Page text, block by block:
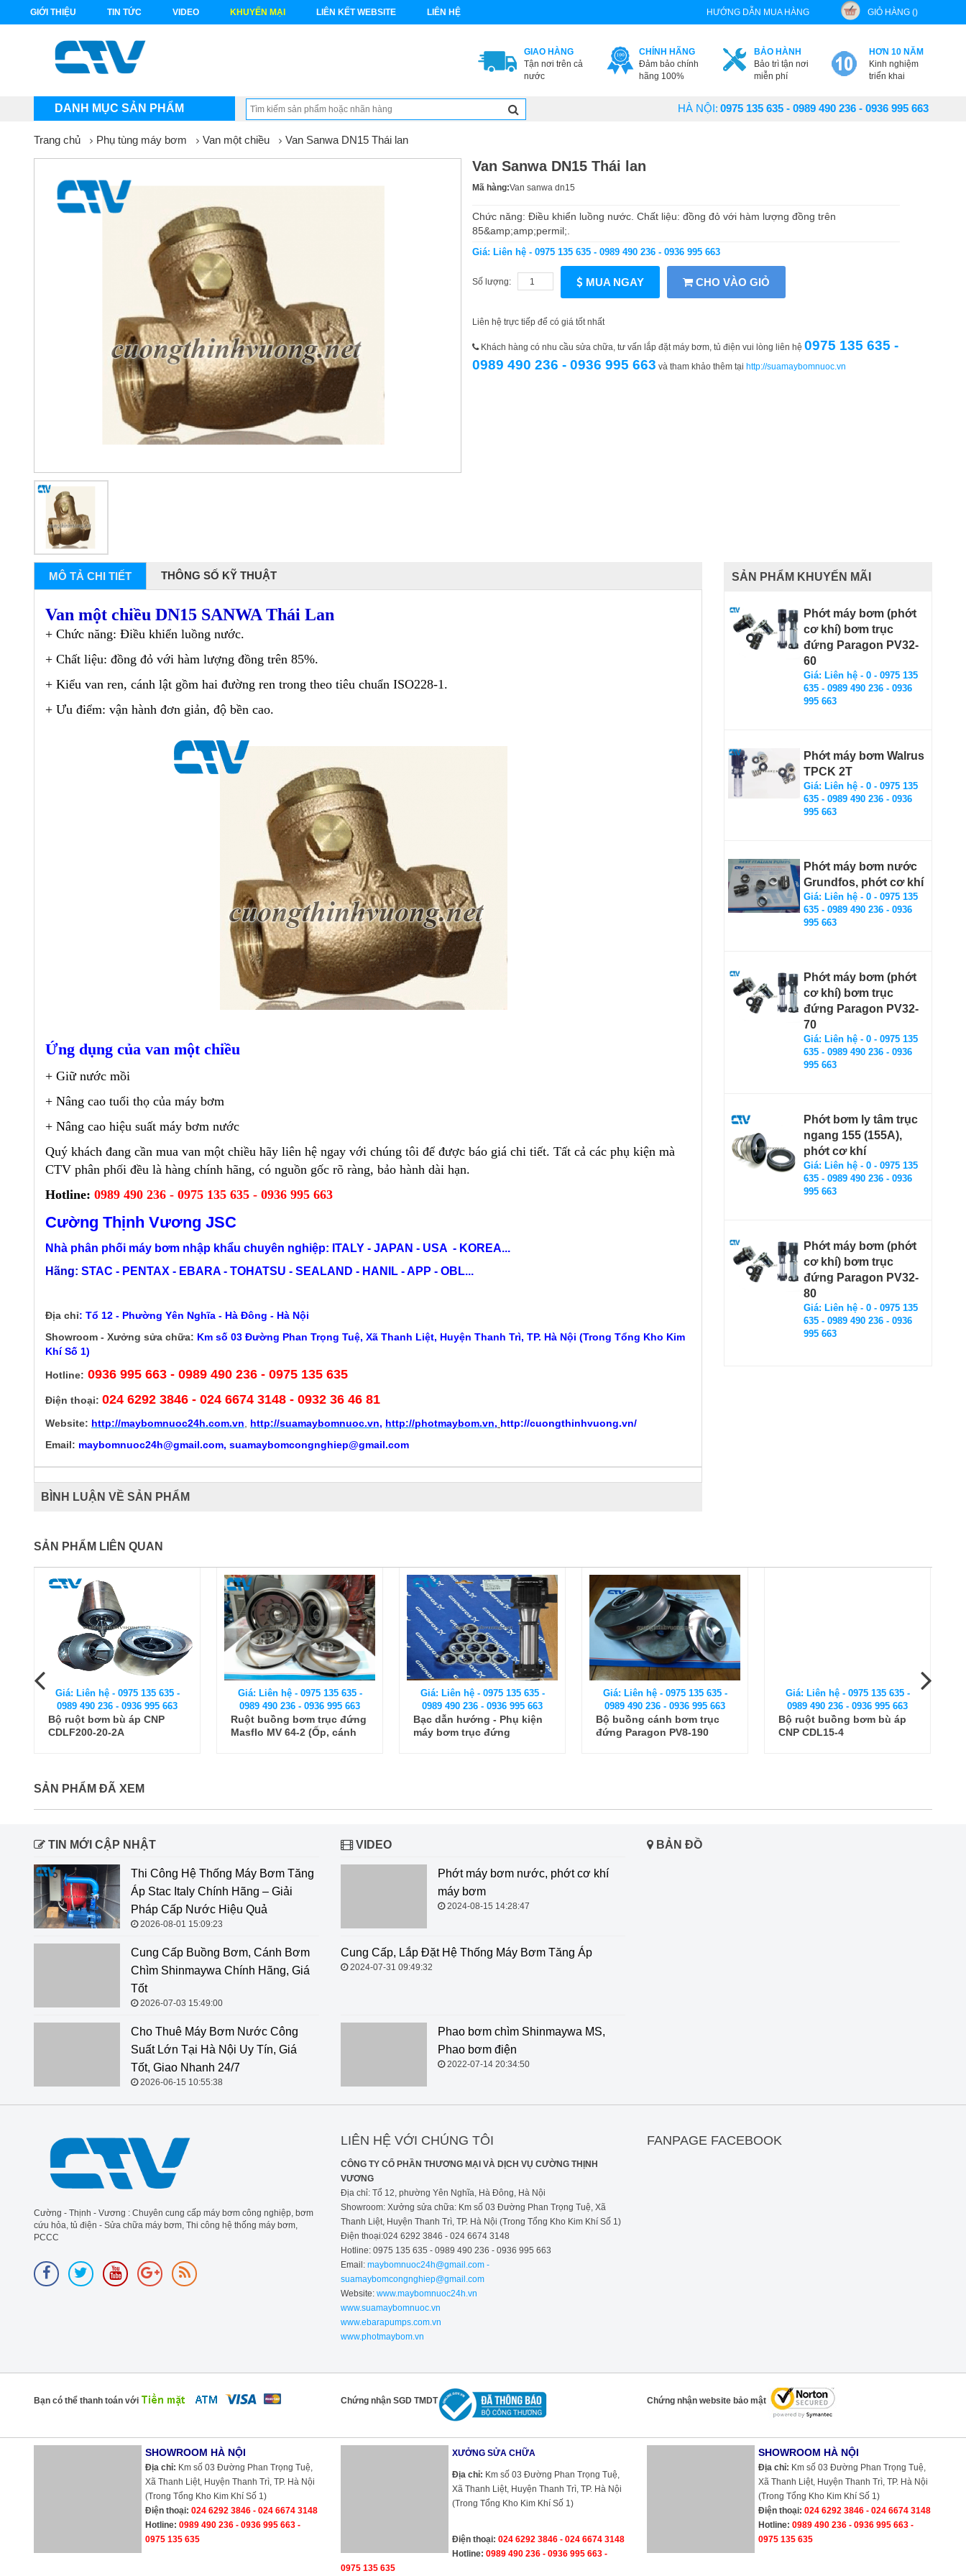
GIỚI THIỆU TIN TỨC VIDEO KHUYẾN MẠI LIÊN KẾT WEBSITE LIÊN HỆ HƯỚNG DẪN MUA HÀNG GIỎ HÀNG ()
GIAO HÀNG
Tận nơi trên cả
nước
CHÍNH HÃNG
Đảm bảo chính
hãng 100%
BẢO HÀNH
Bảo trì tận nơi
miễn phí
HƠN 10 NĂM
Kinh nghiệm
triển khai
DANH MỤC SẢN PHẨM HÀ NỘI: 0975 135 635 - 0989 490 236 - 0936 995 663
Trang chủ Phụ tùng máy bơm Van một chiều Van Sanwa DN15 Thái lan
Van Sanwa DN15 Thái lan
Mã hàng:Van sanwa dn15
Chức năng: Điều khiển luồng nước. Chất liệu: đồng đỏ với hàm lượng đồng trên
85&amp;amp;permil;.
Giá: Liên hệ - 0975 135 635 - 0989 490 236 - 0936 995 663
Số lượng: MUA NGAY CHO VÀO GIỎ
Liên hệ trực tiếp để có giá tốt nhất
Khách hàng có nhu cầu sửa chữa, tư vấn lắp đặt máy bơm, tủ điện vui lòng liên hệ 0975 135 635 -
0989 490 236 - 0936 995 663 và tham khảo thêm tại http://suamaybomnuoc.vn
MÔ TẢ CHI TIẾT THÔNG SỐ KỸ THUẬT
Van một chiều DN15 SANWA Thái Lan
+ Chức năng: Điều khiển luồng nước.
+ Chất liệu: đồng đỏ với hàm lượng đồng trên 85%.
+ Kiểu van ren, cánh lật gồm hai đường ren trong theo tiêu chuẩn ISO228-1.
+ Ưu điểm: vận hành đơn giản, độ bền cao.
Ứng dụng của van một chiều
+ Giữ nước mồi
+ Nâng cao tuổi thọ của máy bơm
+ Nâng cao hiệu suất máy bơm nước
Quý khách đang cần mua van một chiều hãy liên hệ ngay với chúng tôi để được báo giá chi tiết. Tất cả các phụ kiện mà
CTV phân phối đều là hàng chính hãng, có nguồn gốc rõ ràng, bảo hành dài hạn.
Hotline: 0989 490 236 - 0975 135 635 - 0936 995 663
Cường Thịnh Vương JSC
Nhà phân phối máy bơm nhập khẩu chuyên nghiệp: ITALY - JAPAN - USA - KOREA...
Hãng: STAC - PENTAX - EBARA - TOHATSU - SEALAND - HANIL - APP - OBL...
Địa chỉ: Tổ 12 - Phường Yên Nghĩa - Hà Đông - Hà Nội
Showroom - Xưởng sửa chữa: Km số 03 Đường Phan Trọng Tuệ, Xã Thanh Liệt, Huyện Thanh Trì, TP. Hà Nội (Trong Tổng Kho Kim
Khí Số 1)
Hotline: 0936 995 663 - 0989 490 236 - 0975 135 635
Điện thoại: 024 6292 3846 - 024 6674 3148 - 0932 36 46 81
Website: http://maybomnuoc24h.com.vn http://suamaybomnuoc.vn, http://photmaybom.vn, http://cuongthinhvuong.vn/
Email: maybomnuoc24h@gmail.com, suamaybomcongnghiep@gmail.com
BÌNH LUẬN VỀ SẢN PHẨM
SẢN PHẨM KHUYẾN MÃI
Phớt máy bơm (phớt
cơ khí) bơm trục
đứng Paragon PV32-
60
Giá: Liên hệ - 0 - 0975 135
635 - 0989 490 236 - 0936
995 663
Phớt máy bơm Walrus
TPCK 2T
Giá: Liên hệ - 0 - 0975 135
635 - 0989 490 236 - 0936
995 663
Phớt máy bơm nước
Grundfos, phớt cơ khí
Giá: Liên hệ - 0 - 0975 135
635 - 0989 490 236 - 0936
995 663
Phớt máy bơm (phớt
cơ khí) bơm trục
đứng Paragon PV32-
70
Giá: Liên hệ - 0 - 0975 135
635 - 0989 490 236 - 0936
995 663
Phớt bơm ly tâm trục
ngang 155 (155A),
phớt cơ khí
Giá: Liên hệ - 0 - 0975 135
635 - 0989 490 236 - 0936
995 663
Phớt máy bơm (phớt
cơ khí) bơm trục
đứng Paragon PV32-
80
Giá: Liên hệ - 0 - 0975 135
635 - 0989 490 236 - 0936
995 663
SẢN PHẨM LIÊN QUAN
Giá: Liên hệ - 0975 135 635 -
0989 490 236 - 0936 995 663
Bộ ruột bơm bù áp CNP
CDLF200-20-2A
Giá: Liên hệ - 0975 135 635 -
0989 490 236 - 0936 995 663
Ruột buồng bơm trục đứng
Masflo MV 64-2 (Ốp, cánh
Giá: Liên hệ - 0975 135 635 -
0989 490 236 - 0936 995 663
Bạc dẫn hướng - Phụ kiện
máy bơm trục đứng
Giá: Liên hệ - 0975 135 635 -
0989 490 236 - 0936 995 663
Bộ buồng cánh bơm trục
đứng Paragon PV8-190
Giá: Liên hệ - 0975 135 635 -
0989 490 236 - 0936 995 663
Bộ ruột buồng bơm bù áp
CNP CDL15-4
SẢN PHẨM ĐÃ XEM
TIN MỚI CẬP NHẬT
Thi Công Hệ Thống Máy Bơm Tăng
Áp Stac Italy Chính Hãng – Giải
Pháp Cấp Nước Hiệu Quả
2026-08-01 15:09:23
Cung Cấp Buồng Bơm, Cánh Bơm Chìm Shinmaywa
Chính Hãng, Giá Tốt
Cho Thuê Máy Bơm Nước Công
Suất Lớn Tại Hà Nội Uy Tín, Giá
Tốt, Giao Nhanh 24/7
2026-06-15 10:55:38
VIDEO
Phớt máy bơm nước, phớt cơ khí
máy bơm
2024-08-15 14:28:47
Cung Cấp, Lắp Đặt Hệ Thống Máy
Phao bơm chìm Shinmaywa MS, Phao bơm điện
BẢN ĐỒ
Cường - Thịnh - Vương : Chuyên cung cấp máy bơm công nghiệp, bơm
cứu hỏa, tủ điện - Sửa chữa máy bơm, Thi công hệ thống máy bơm,
PCCC
LIÊN HỆ VỚI CHÚNG TÔI
CÔNG TY CỔ PHẦN THƯƠNG MẠI VÀ DỊCH VỤ CƯỜNG THỊNH
VƯƠNG
Địa chỉ: Tổ 12, phường Yên Nghĩa, Hà Đông, Hà Nội
Showroom: Xưởng sửa chữa: Km số 03 Đường Phan Trọng Tuệ, Xã
Thanh Liệt, Huyện Thanh Trì, TP. Hà Nội (Trong Tổng Kho Kim Khí Số 1)
Điện thoại:024 6292 3846 - 024 6674 3148
Hotline: 0975 135 635 - 0989 490 236 - 0936 995 663
Email: maybomnuoc24h@gmail.com -
suamaybomcongnghiep@gmail.com
Website:www.maybomnuoc24h.vn
www.suamaybomnuoc.vn
www.ebarapumps.com.vn
www.photmaybom.vn
FANPAGE FACEBOOK
Bạn có thể thanh toán với Chứng nhận SGD TMDT Chứng nhận website bảo mật
SHOWROOM HÀ NỘI
Địa chỉ: Km số 03 Đường Phan Trọng Tuệ,
Xã Thanh Liệt, Huyện Thanh Trì, TP. Hà Nội
(Trong Tổng Kho Kim Khí Số 1)
Điện thoại: 024 6292 3846 - 024 6674 3148
Hotline: 0989 490 236 - 0936 995 663 -
0975 135 635
XƯỞNG SỬA CHỮA
Địa chỉ: Km số 03 Đường Phan Trọng Tuệ,
Xã Thanh Liệt, Huyện Thanh Trì, TP. Hà Nội
(Trong Tổng Kho Kim Khí Số 1)
Điện thoại: 024 6292 3846 - 024 6674 3148
Hotline: 0989 490 236 - 0936 995 663 -
0975 135 635
SHOWROOM HÀ NỘI
Địa chỉ: Km số 03 Đường Phan Trọng Tuệ,
Xã Thanh Liệt, Huyện Thanh Trì, TP. Hà Nội
(Trong Tổng Kho Kim Khí Số 1)
Điện thoại: 024 6292 3846 - 024 6674 3148
Hotline: 0989 490 236 - 0936 995 663 -
0975 135 635